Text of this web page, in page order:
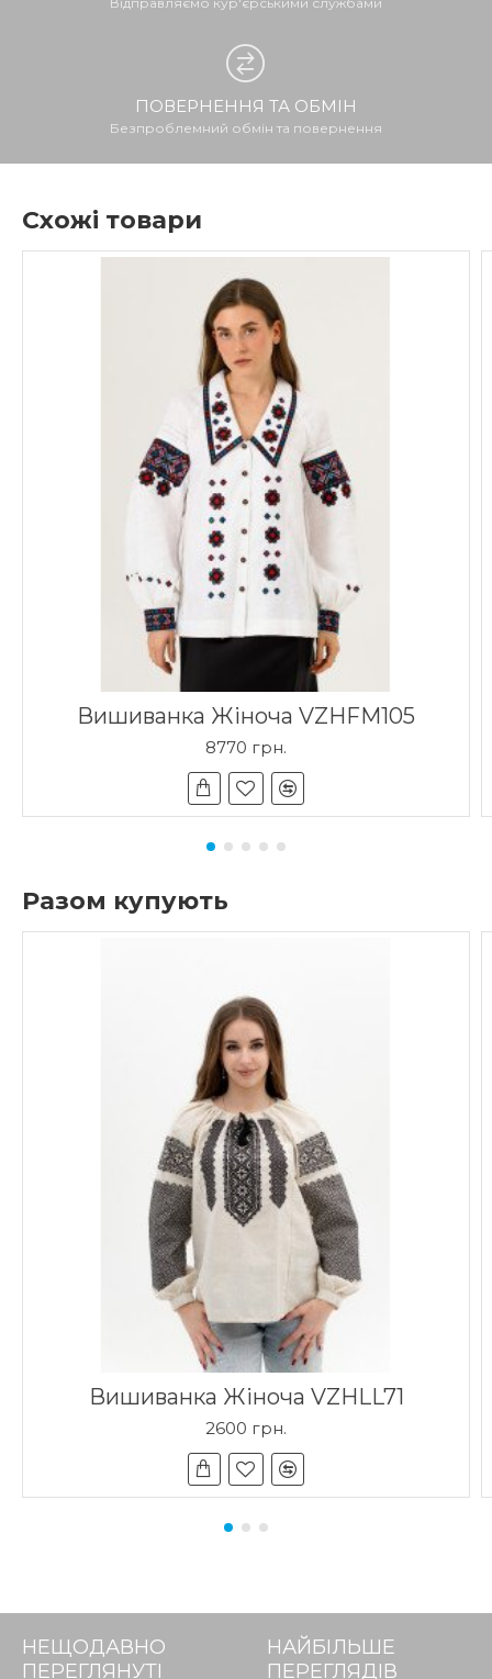
ПОВЕРНЕННЯ ТА ОБМІН
Безпроблемний обмін та повернення
Схожі товари
Вишиванка Жіноча VZHFM105
8770 грн.
Разом купують
Вишиванка Жіноча VZHLL71
2600 грн.
НЕЩОДАВНО
ПЕРЕГЛЯНУТІ
НАЙБІЛЬШЕ
ПЕРЕГЛЯДІВ